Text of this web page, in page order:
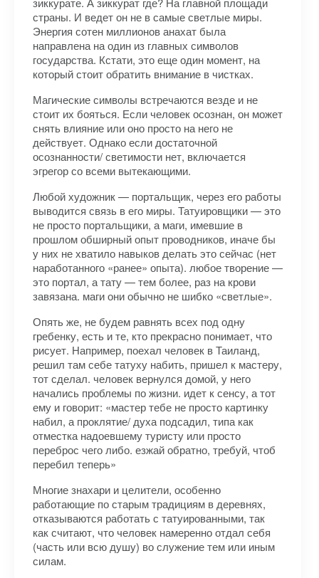
страны. И ведет он не в самые светлые миры.
Энергия сотен миллионов анахат была
направлена на один из главных символов
государства. Кстати, это еще один момент, на
который стоит обратить внимание в чистках.
Магические символы встречаются везде и не
стоит их бояться. Если человек осознан, он может
снять влияние или оно просто на него не
действует. Однако если достаточной
осознанности/ светимости нет, включается
эгрегор со всеми вытекающими.
Любой художник — портальщик, через его работы
выводится связь в его миры. Татуировщики — это
не просто портальщики, а маги, имевшие в
прошлом обширный опыт проводников, иначе бы
у них не хватило навыков делать это сейчас (нет
наработанного «ранее» опыта). любое творение —
это портал, а тату — тем более, раз на крови
завязана. маги они обычно не шибко «светлые».
Опять же, не будем равнять всех под одну
гребенку, есть и те, кто прекрасно понимает, что
рисует. Например, поехал человек в Таиланд,
решил там себе татуху набить, пришел к мастеру,
тот сделал. человек вернулся домой, у него
начались проблемы по жизни. идет к сенсу, а тот
ему и говорит: «мастер тебе не просто картинку
набил, а проклятие/ духа подсадил, типа как
отместка надоевшему туристу или просто
переброс чего либо. езжай обратно, требуй, чтоб
перебил теперь»
Многие знахари и целители, особенно
работающие по старым традициям в деревнях,
отказываются работать с татуированными, так
как считают, что человек намеренно отдал себя
(часть или всю душу) во служение тем или иным
силам.